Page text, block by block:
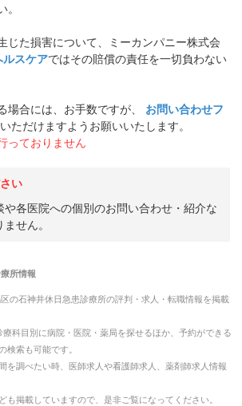
。
じた損害について、ミーカンパニー株式会
ルスケアではその賠償の責任を一切負わない
場合には、お手数ですが、
お問い合わせフ
ただけますようお願いいたします。
っておりません
い
や各医院への個別のお問い合わせ・紹介な
せん。
所情報
の石神井休日急患診療所の評判・求人・転職情報を掲載
科目別に病院・医院・薬局を探せるほか、予約ができる
検索も可能です。
を調べたい時、医師求人や看護師求人、薬剤師求人情報
も掲載していますので、是非ご覧になってください。